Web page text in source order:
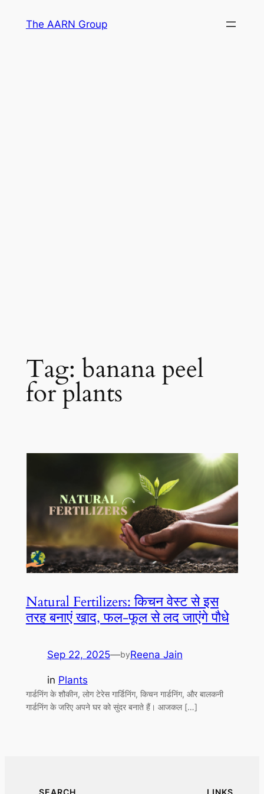
The AARN Group
Tag: banana peel
for plants
Natural Fertilizers: किचन वेस्ट से इस
तरह बनाएं खाद, फल-फूल से लद जाएंगे पौधे
Sep 22, 2025—byReena Jain
in Plants
गार्डनिंग के शौकीन, लोग टेरेस गार्डिनिंग, किचन गार्डनिंग, और बालकनी
गार्डनिंग के जरिए अपने घर को सुंदर बनाते हैं। आजकल […]
SEARCH LINKS